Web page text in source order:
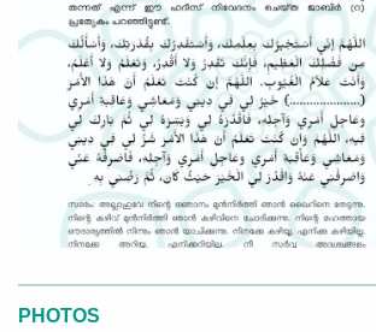
PHOTOS